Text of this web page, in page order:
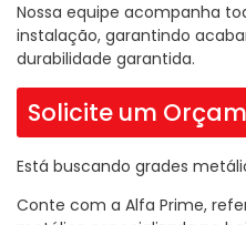
Nossa equipe acompanha
instalação, garantindo
durabilidade garantida.
Solicite um
Está buscando grades
Conte com a Alfa Prime,